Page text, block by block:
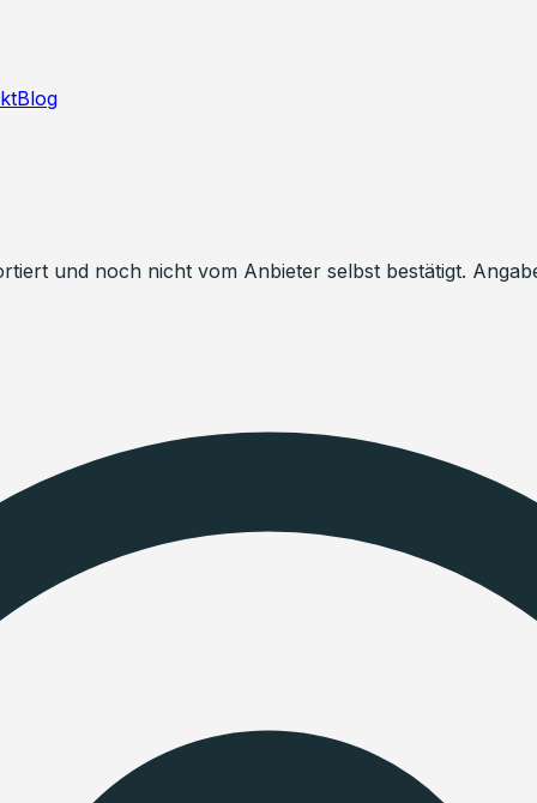
Blog
und noch nicht vom Anbieter selbst bestätigt.